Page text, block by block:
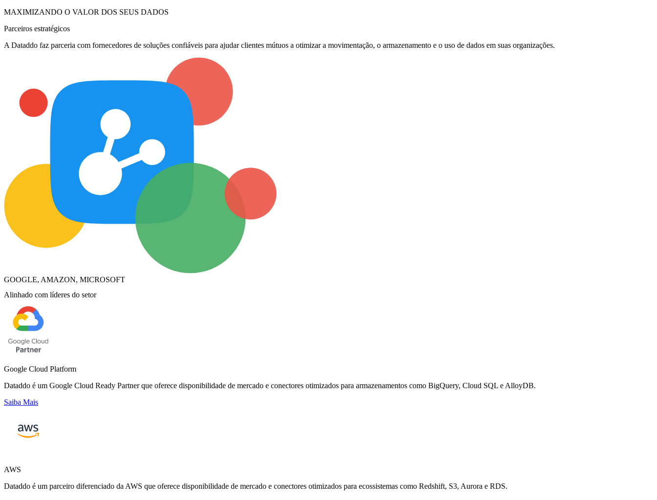
MAXIMIZANDO O VALOR DOS SEUS DADOS
Parceiros estratégicos
A Dataddo faz parceria com fornecedores de soluções confiáveis para ajudar clientes mútuos a otimizar a movimentação, o armazenamento e o uso de dados em suas organizações.
GOOGLE, AMAZON, MICROSOFT
Alinhado com líderes do setor
Google Cloud Platform
Dataddo é um Google Cloud Ready Partner que oferece disponibilidade de mercado e conectores otimizados para armazenamentos como BigQuery, Cloud SQL e AlloyDB.
Saiba Mais
AWS
Dataddo é um parceiro diferenciado da AWS que oferece disponibilidade de mercado e conectores otimizados para ecossistemas como Redshift, S3, Aurora e RDS.